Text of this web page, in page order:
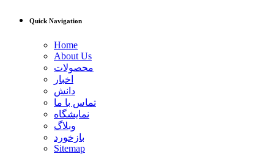
Quick Navigation
Home
About Us
محصولات
اخبار
دانش
تماس با ما
نمایشگاه
وبلاگ
بازخورد
Sitemap